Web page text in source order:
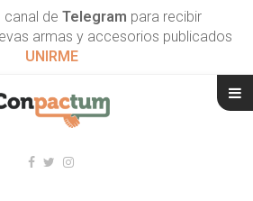
canal de Telegram para recibir
armas y accesorios publicados
UNIRME